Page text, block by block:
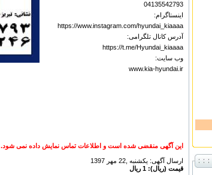
04135542793
اینستاگرام:
https://www.instagram.com/hyundai_kiaaaa
آدرس کانال تلگرامی:
https://t.me/Hyundai_kiaaaa
وب سایت:
www.kia-hyundai.ir
این آگهی منقضی شده است و اطلاعات تماس نمایش داده نمی شود.
ارسال آگهی: يكشنبه ,22 مهر 1397
قیمت (ریال): 1 ریال